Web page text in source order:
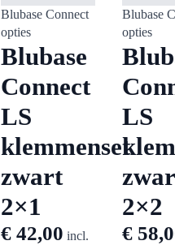
Blubase Connect
opties
Blubase
Connect
LS
klemmenset
zwart
2×1
€ 42,00 incl.
Blubase
opties
LS
2×2
€